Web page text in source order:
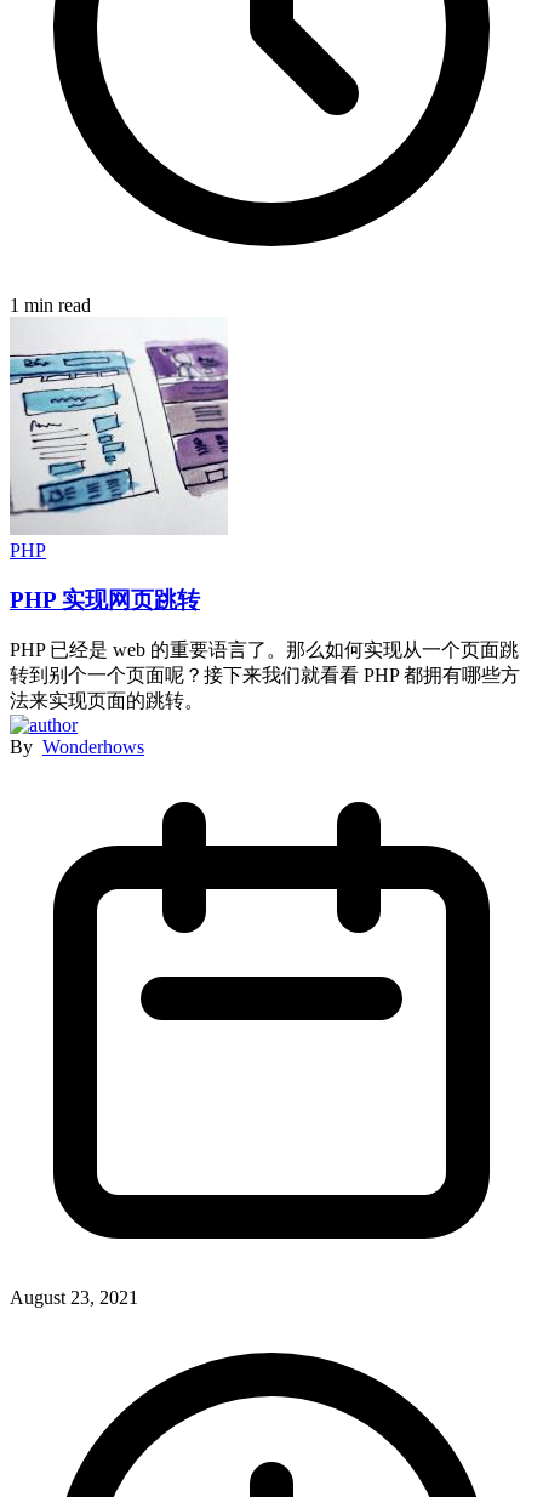
1 min read
PHP
PHP 实现网页跳转
PHP 已经是 web 的重要语言了。那么如何实现从一个页面跳
转到别个一个页面呢？接下来我们就看看 PHP 都拥有哪些方
法来实现页面的跳转。
By Wonderhows
August 23, 2021